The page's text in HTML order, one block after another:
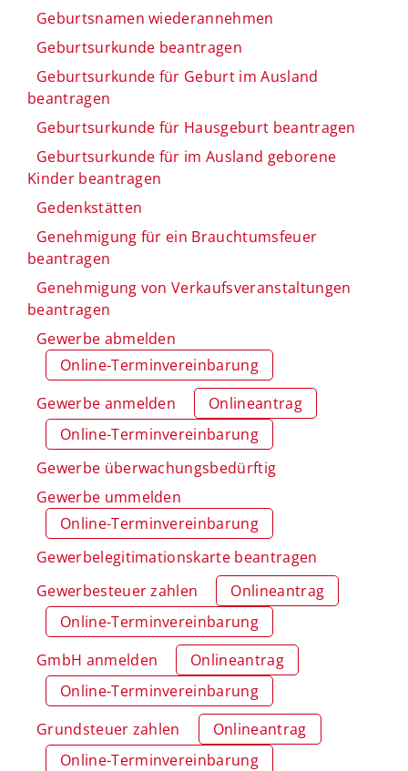
Geburtsnamen wiederannehmen
Geburtsurkunde beantragen
Geburtsurkunde für Geburt im Ausland
beantragen
Geburtsurkunde für Hausgeburt beantragen
Geburtsurkunde für im Ausland geborene
Kinder beantragen
Gedenkstätten
Genehmigung für ein Brauchtumsfeuer
beantragen
Genehmigung von Verkaufsveranstaltungen
beantragen
Gewerbe abmelden
Online-Terminvereinbarung
Gewerbe anmelden
Onlineantrag
Online-Terminvereinbarung
Gewerbe überwachungsbedürftig
Gewerbe ummelden
Online-Terminvereinbarung
Gewerbelegitimationskarte beantragen
Gewerbesteuer zahlen
Onlineantrag
Online-Terminvereinbarung
GmbH anmelden
Onlineantrag
Online-Terminvereinbarung
Grundsteuer zahlen
Onlineantrag
Online-Terminvereinbarung